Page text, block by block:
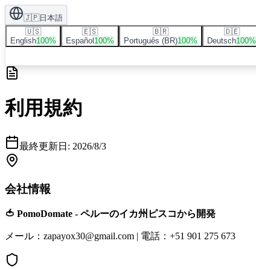
🇯🇵日本語
🇺🇸
English100%
🇪🇸
Español 100%
🇧🇷
Português (BR)100%
🇩🇪
Deutsch100%
利用規約
最終更新日 : 2026/8/3
会社情報
🍅 PomoDomate - ペルーのイカ州ピスコから開発
メール：zapayox30@gmail.com | 電話：+51 901 275 673